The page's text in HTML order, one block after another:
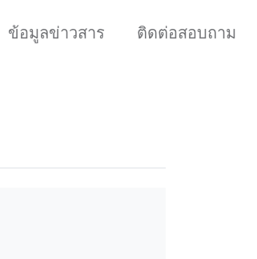
ข้อมูลข่าวสาร ติดต่อสอบถาม